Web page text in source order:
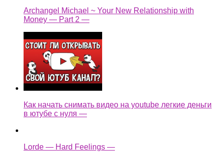
Archangel Michael ~ Your New Relationship with
Money — Part 2 —
Как начать снимать видео на youtube легкие деньги
в ютубе с нуля —
Lorde — Hard Feelings —